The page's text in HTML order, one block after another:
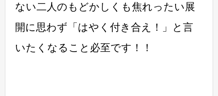
ない二人のもどかしくも焦れったい展
開に思わず「はやく付き合え！」と言
いたくなること必至です！！